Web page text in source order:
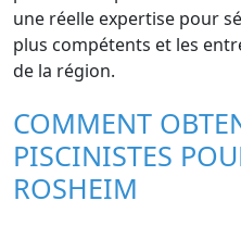
une réelle expertise pour
plus compétents et les
de la région.
COMMENT
PISCINISTES
ROSHEIM